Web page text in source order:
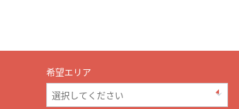
希望エリア